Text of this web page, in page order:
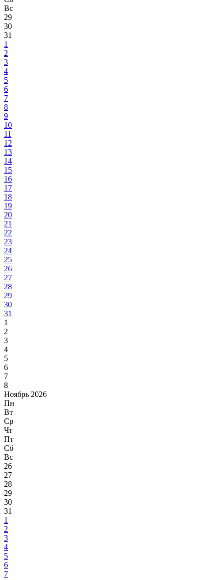
Вс
29
30
31
1
2
3
4
5
6
7
8
9
10
11
12
13
14
15
16
17
18
19
20
21
22
23
24
25
26
27
28
29
30
31
1
2
3
4
5
6
7
8
Ноябрь 2026
Пн
Вт
Ср
Чт
Пт
Сб
Вс
26
27
28
29
30
31
1
2
3
4
5
6
7